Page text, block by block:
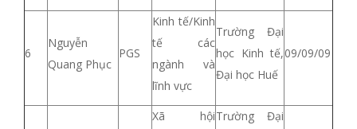
6
Nguyễn
Quang Phục
PGS
Kinh tế/Kinh
tế các
ngành và
lĩnh vực
Trường Đại
học Kinh tế,
Đại học Huế
09/09/09
Xã hộiTrường Đại